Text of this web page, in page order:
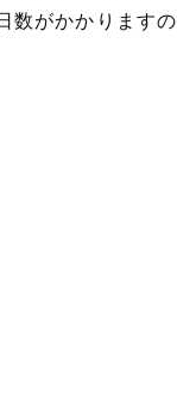
数がかかりますの